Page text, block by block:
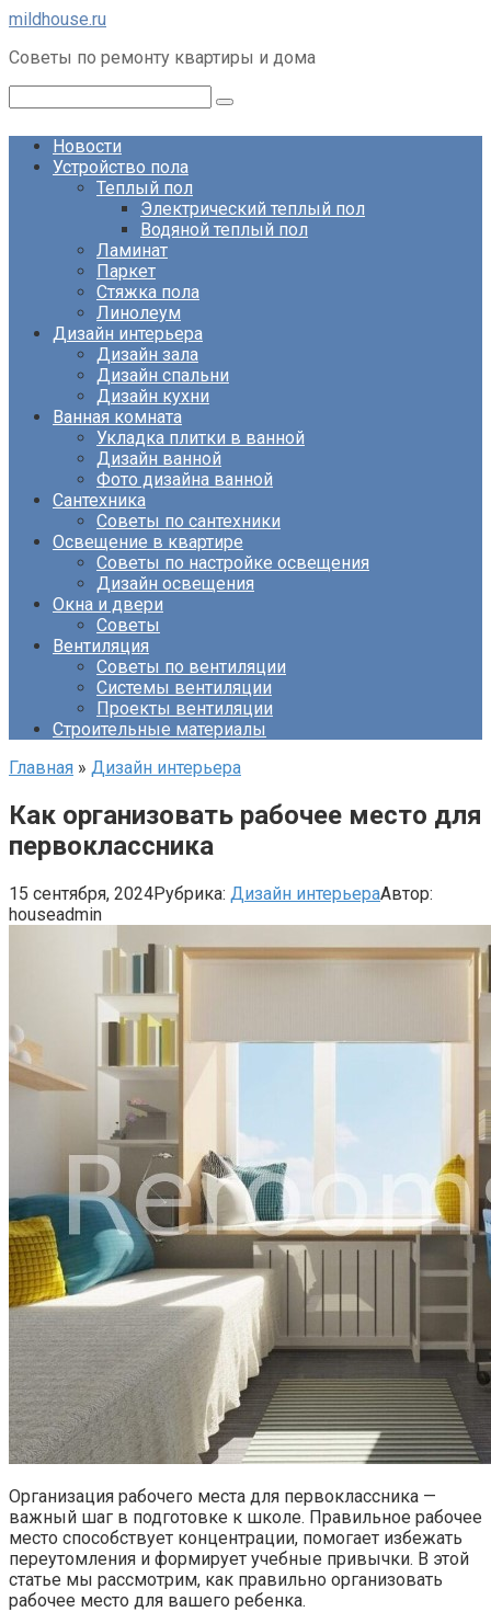
Перейти
контенту
mildhouse.ru
Советы по ремонту квартиры и дома
Новости
Устройство пола
Теплый пол
Электрический теплый пол
Водяной теплый пол
Ламинат
Паркет
Стяжка пола
Линолеум
Дизайн интерьера
Дизайн зала
Дизайн спальни
Дизайн кухни
Ванная комната
Укладка плитки в ванной
Дизайн ванной
Фото дизайна ванной
Сантехника
Советы по сантехники
Освещение в квартире
Советы по настройке освещения
Дизайн освещения
Окна и двери
Советы
Вентиляция
Советы по вентиляции
Системы вентиляции
Проекты вентиляции
Строительные материалы
Главная » Дизайн интерьера
Как организовать рабочее место для
первоклассника
15 сентября, 2024Рубрика: Дизайн интерьераАвтор:
houseadmin
Организация рабочего места для первоклассника —
важный шаг в подготовке к школе. Правильное рабочее
место способствует концентрации, помогает избежать
переутомления и формирует учебные привычки. В этой
статье мы рассмотрим, как правильно организовать
рабочее место для вашего ребенка.